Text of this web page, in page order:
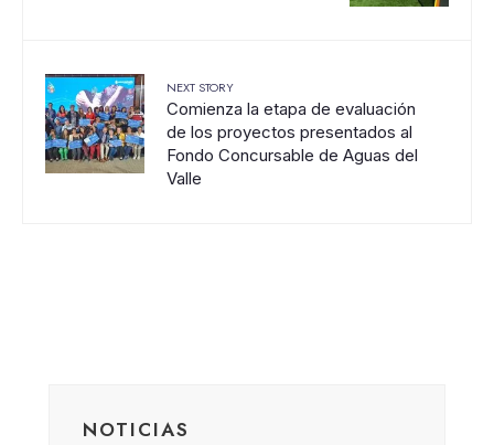
NEXT STORY
Comienza la etapa de evaluación
de los proyectos presentados al
Fondo Concursable de Aguas del
Valle
NOTICIAS